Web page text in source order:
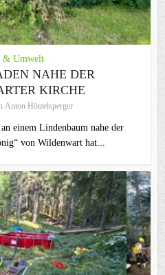
& Umwelt
NAHE DER
KIRCHE
Anton Hötzelsperger
einem Lindenbaum nahe der
von Wildenwart hat...